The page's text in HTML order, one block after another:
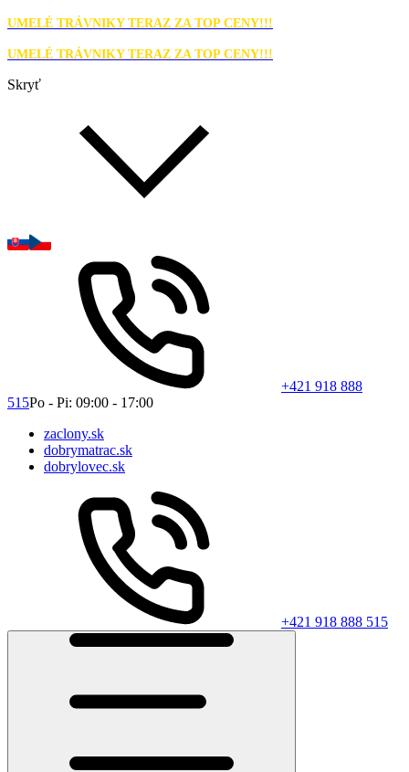
UMELÉ TRÁVNIKY TERAZ ZA TOP CENY!!!
UMELÉ TRÁVNIKY TERAZ ZA TOP CENY!!!
Skryť
+421 918 888
515Po - Pi: 09:00 - 17:00
zaclony.sk
dobrymatrac.sk
dobrylovec.sk
+421 918 888 515